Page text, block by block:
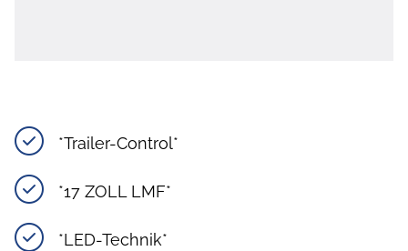
*Trailer-Control*
*17 ZOLL LMF*
*LED-Technik*